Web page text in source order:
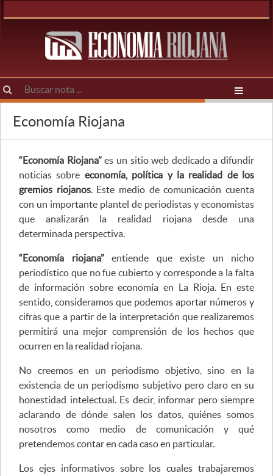
Economía Riojana
“Economía Riojana”es un sitio web dedicado a difundir
noticias sobre economía, política y la realidad de los
gremios riojanos. Este medio de comunicación cuenta
con un importante plantel de periodistas y economistas
que analizarán la realidad riojana desde una
determinada perspectiva.
“Economía riojana”entiende que existe un nicho
periodístico que no fue cubierto y corresponde a la falta
de información sobre economía en La Rioja. En este
sentido, consideramos que podemos aportar números y
cifras que a partir de la interpretación que realizaremos
permitirá una mejor comprensión de los hechos que
ocurren en la realidad riojana.
No creemos en un periodismo objetivo, sino en la
existencia de un periodismo subjetivo pero claro en su
honestidad intelectual. Es decir, informar pero siempre
aclarando de dónde salen los datos, quiénes somos
nosotros como medio de comunicación y qué
pretendemos contar en cada caso en particular.
Los ejes informativos sobre los cuales trabajaremos